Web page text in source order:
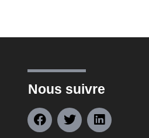
Nous suivre